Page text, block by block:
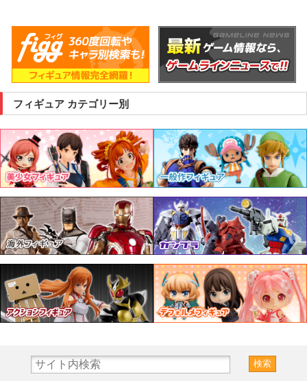
フィギュア カテゴリー別